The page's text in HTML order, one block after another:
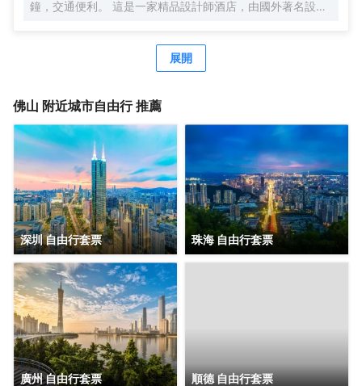
鐘，交通便利。 這是一家精品設計師酒店，由國外著名設計
題房型，讓你領略時尚、炫酷的全新入住體驗。 超大房間面
積（35m²-38m²），配有39”飛利浦液晶電視，所有房間高
iphone、ipad和筆記本，並且支持與電視機連接播放，客房
展開
佛山 附近城市自由行 推薦
深圳 自由行套票 珠海 自由行套票
廣州 自由行套票 順德 自由行套票